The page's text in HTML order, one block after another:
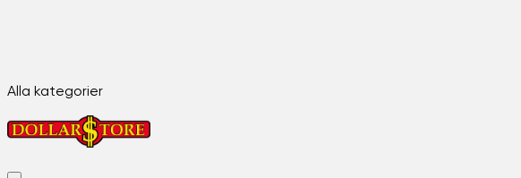
Alla kategorier